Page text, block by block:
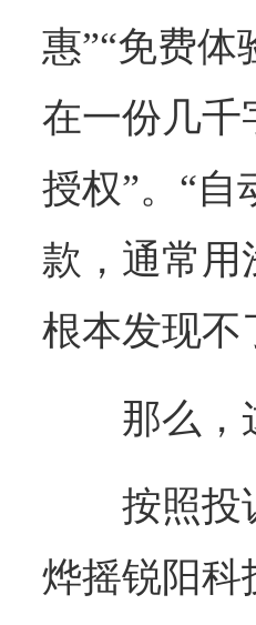
惠”“免费体
在一份几千
授权”。“自
款，通常用
根本发现不
那么，
按照投
烨摇锐阳